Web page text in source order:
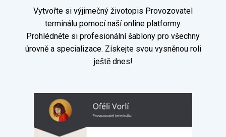
Vytvořte si výjimečný životopis Provozovatel
terminálu pomocí naší online platformy.
Prohlédněte si profesionální šablony pro všechny
úrovně a specializace. Získejte svou vysněnou roli
ještě dnes!